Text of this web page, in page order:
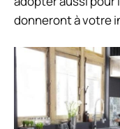
donneront à votre